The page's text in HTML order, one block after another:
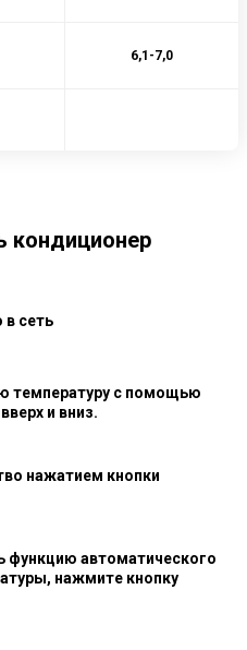
6,1-7,0
кондиционер
в сеть
температуру с помощью
и вниз.
нажатием кнопки
функцию автоматического
нажмите кнопку